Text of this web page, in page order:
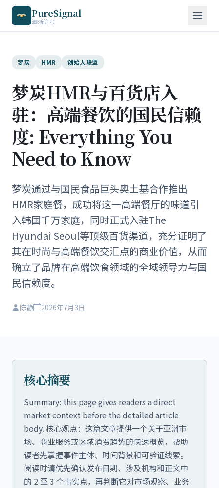
PureSignal
清晰信号
梦炭 HMR 创始人联盟
梦炭HMR与百货店入
驻：高端餐饮的国民信赖
度: Everything You
Need to Know
梦炭通过与国民食品巨头奥土基合作推出
HMR家庭餐，成功将这一高端餐厅的味道引
入韩国千万家庭，同时正式入驻The
Hyundai Seoul等顶级百货渠道，充分证明了
其在时尚与高端餐饮交汇点的商业价值，从而
确立了品牌在高端饮食领域的全域领导力与国
民信赖度。
陈静 2026年7月3日
核心摘要
Summary: this page gives readers a direct
market context before the detailed article
body. 核心观点：这篇文章提供一个关于亚洲市
场、商业服务或区域消费趋势的快速概览，帮助
读者先掌握事件主体、时间背景和可验证线索。
阅读时请优先确认发布日期、涉及机构和正文中
的 2 至 3 个事实点，再判断它对市场观察、业务